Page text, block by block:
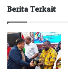
Berita Terkait